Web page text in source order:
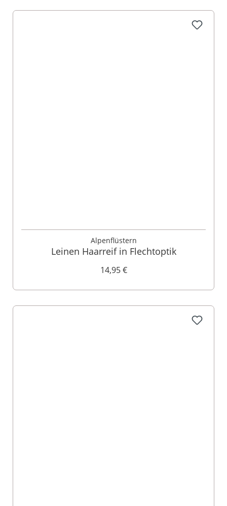
Alpenflüstern
Leinen Haarreif in Flechtoptik
14,95 €